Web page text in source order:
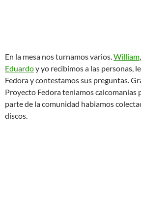
En la mesa nos turnamos varios.William,
Eduardoy yo recibimos a las personas,
Fedora y contestamos sus preguntas.
Proyecto Fedora teniamos calcomanías
parte de la comunidad habiamos
discos.